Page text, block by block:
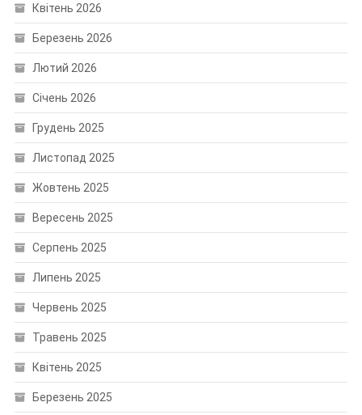
Квітень 2026
Березень 2026
Лютий 2026
Січень 2026
Грудень 2025
Листопад 2025
Жовтень 2025
Вересень 2025
Серпень 2025
Липень 2025
Червень 2025
Травень 2025
Квітень 2025
Березень 2025